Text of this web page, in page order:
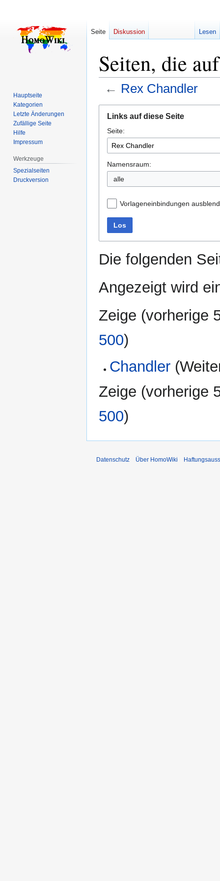
Seiten, die
← Rex Chandler
Navigation
springen
Suche
springen
Links auf diese Seite
Seite:
Namensraum:
alle
Vorlageneinbindungen
Los
Die folgenden
Angezeigt wird
Zeige (vorherige
500)
Chandler
Zeige (vorherige
500)
Seite Diskussion Lesen
Hauptseite
Kategorien
Letzte Änderungen
Zufällige Seite
Hilfe
Impressum
Werkzeuge
Spezialseiten
Druckversion
Datenschutz Über HomoWiki